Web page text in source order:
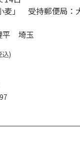
麦」 受持郵便局：
平 埼玉
込)